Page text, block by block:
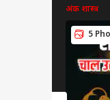
अंक शास्त्र
5